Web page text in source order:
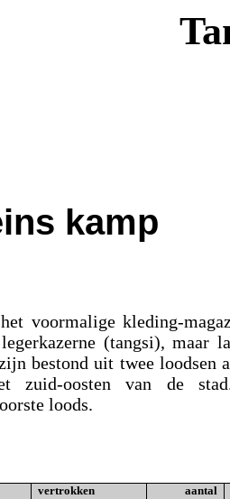
kamp
voormalige kleding-
(tangsi), maar
bestond uit twee loodsen
zuid-oosten van de
loods.
vertrokken
aantal